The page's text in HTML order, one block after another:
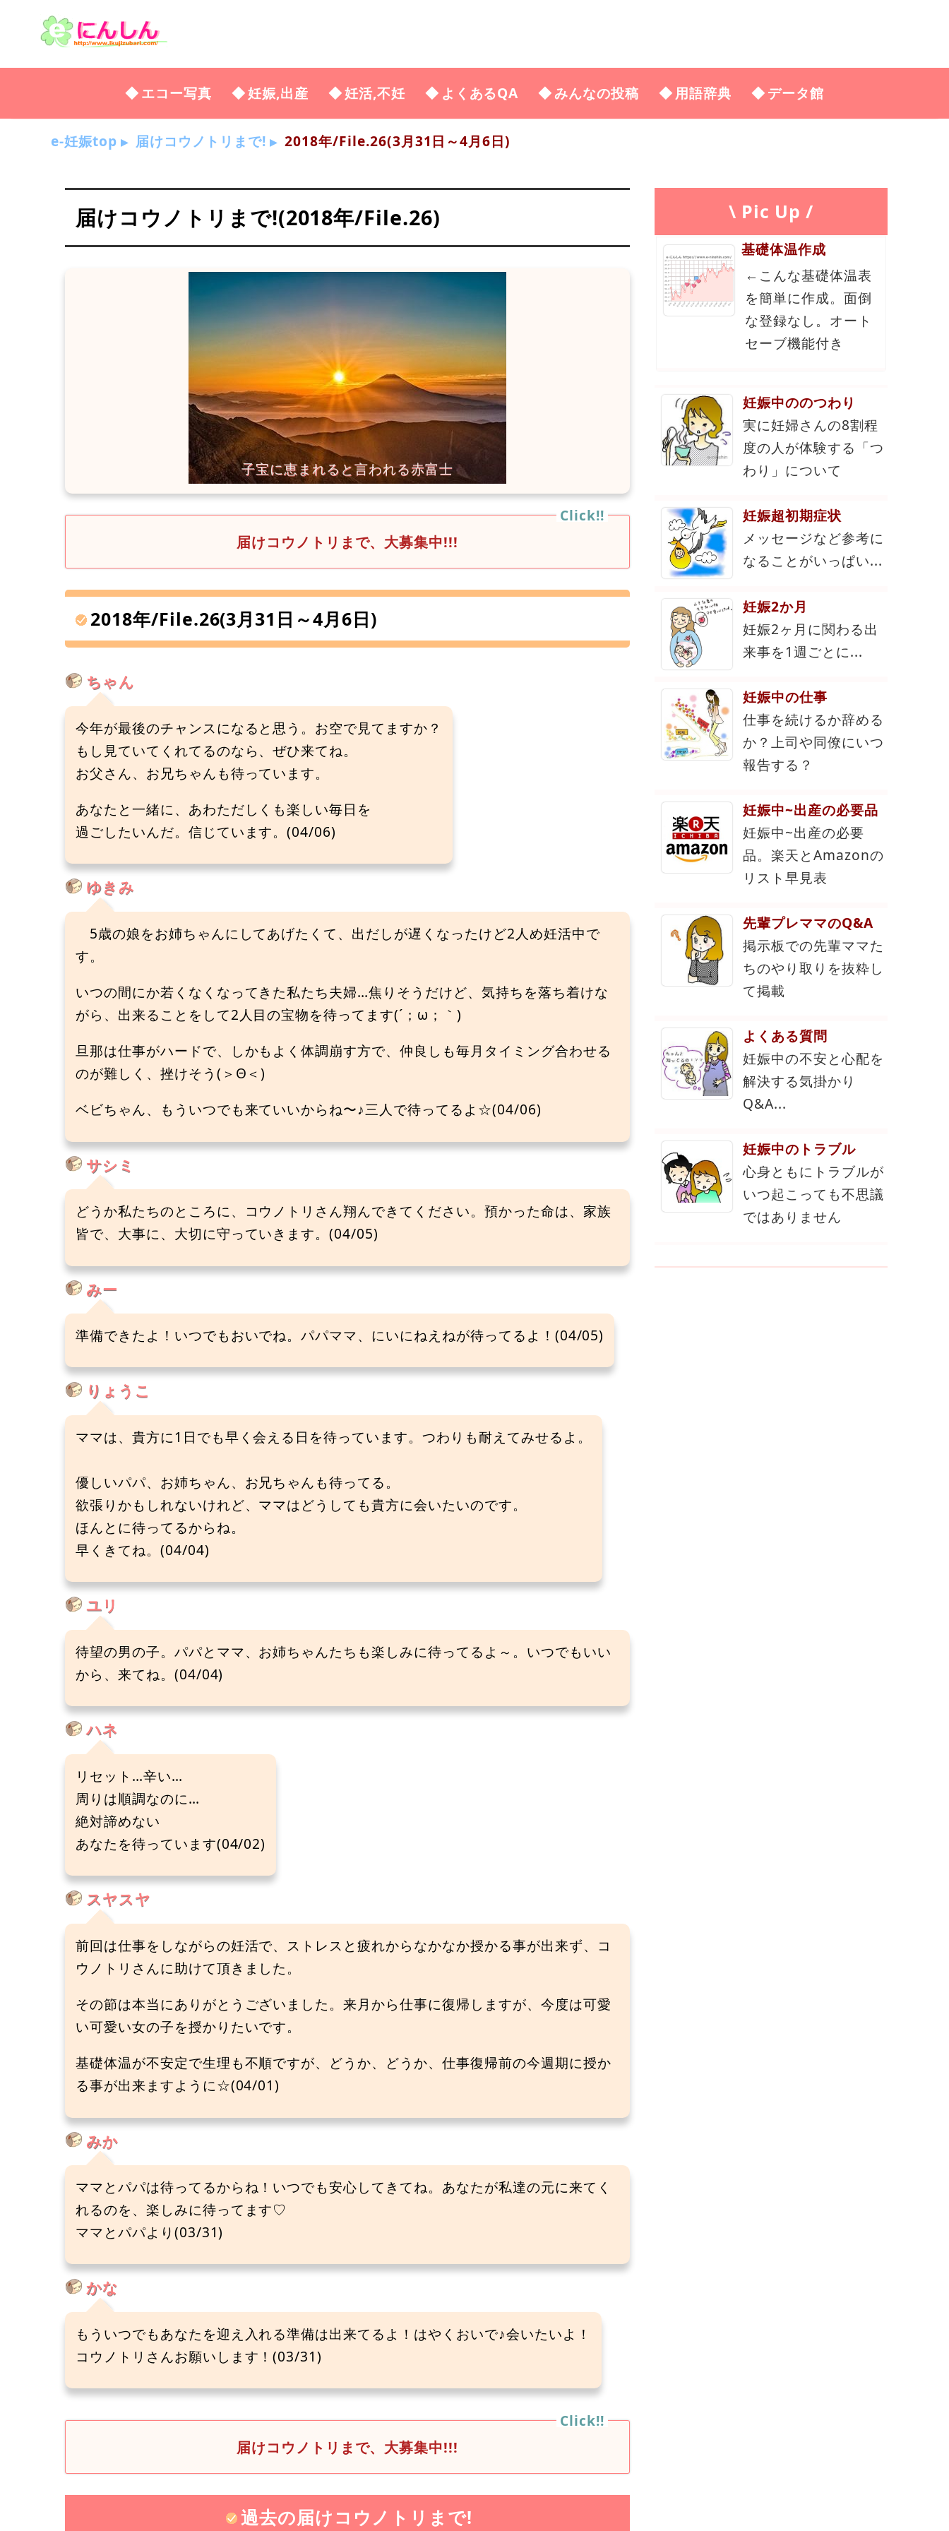
エコー写真 妊娠,出産 妊活,不妊 よくあるQA みんなの投稿 用語辞典 データ館
e-妊娠top 届けコウノトリまで! 2018年/File.26(3月31日～4月6日)
届けコウノトリまで!(2018年/File.26)
届けコウノトリまで、大募集中!!!
2018年/File.26(3月31日～4月6日)
ちゃん
今年が最後のチャンスになると思う。お空で見てますか？
もし見ていてくれてるのなら、ぜひ来てね。
お父さん、お兄ちゃんも待っています。
あなたと一緒に、あわただしくも楽しい毎日を
過ごしたいんだ。信じています。(04/06)
ゆきみ
5歳の娘をお姉ちゃんにしてあげたくて、出だしが遅くなったけど2人め妊活中で
す。
いつの間にか若くなくなってきた私たち夫婦…焦りそうだけど、気持ちを落ち着けな
がら、出来ることをして2人目の宝物を待ってます(´；ω；｀)
旦那は仕事がハードで、しかもよく体調崩す方で、仲良しも毎月タイミング合わせる
のが難しく、挫けそう(＞Θ＜)
ベビちゃん、もういつでも来ていいからね〜♪三人で待ってるよ☆(04/06)
サシミ
どうか私たちのところに、コウノトリさん翔んできてください。預かった命は、家族
皆で、大事に、大切に守っていきます。(04/05)
みー
準備できたよ！いつでもおいでね。パパママ、にいにねえねが待ってるよ！(04/05)
りょうこ
ママは、貴方に1日でも早く会える日を待っています。つわりも耐えてみせるよ。
優しいパパ、お姉ちゃん、お兄ちゃんも待ってる。
欲張りかもしれないけれど、ママはどうしても貴方に会いたいのです。
ほんとに待ってるからね。
早くきてね。(04/04)
ユリ
待望の男の子。パパとママ、お姉ちゃんたちも楽しみに待ってるよ～。いつでもいい
から、来てね。(04/04)
ハネ
リセット…辛い…
周りは順調なのに…
絶対諦めない
あなたを待っています(04/02)
スヤスヤ
前回は仕事をしながらの妊活で、ストレスと疲れからなかなか授かる事が出来ず、コ
ウノトリさんに助けて頂きました。
その節は本当にありがとうございました。来月から仕事に復帰しますが、今度は可愛
い可愛い女の子を授かりたいです。
基礎体温が不安定で生理も不順ですが、どうか、どうか、仕事復帰前の今週期に授か
る事が出来ますように☆(04/01)
みか
ママとパパは待ってるからね！いつでも安心してきてね。あなたが私達の元に来てく
れるのを、楽しみに待ってます♡
ママとパパより(03/31)
かな
もういつでもあなたを迎え入れる準備は出来てるよ！はやくおいで♪会いたいよ！
コウノトリさんお願いします！(03/31)
届けコウノトリまで、大募集中!!!
過去の届けコウノトリまで!
\ Pic Up /
基礎体温作成
←こんな基礎体温表
を簡単に作成。面倒
な登録なし。オート
セーブ機能付き
妊娠中ののつわり
実に妊婦さんの8割程
度の人が体験する「つ
わり」について
妊娠超初期症状
メッセージなど参考に
なることがいっぱい...
妊娠2か月
妊娠2ヶ月に関わる出
来事を1週ごとに...
妊娠中の仕事
仕事を続けるか辞める
か？上司や同僚にいつ
報告する？
妊娠中~出産の必要品
妊娠中~出産の必要
品。楽天とAmazonの
リスト早見表
先輩プレママのQ&A
掲示板での先輩ママた
ちのやり取りを抜粋し
て掲載
よくある質問
妊娠中の不安と心配を
解決する気掛かり
Q&A...
妊娠中のトラブル
心身ともにトラブルが
いつ起こっても不思議
ではありません